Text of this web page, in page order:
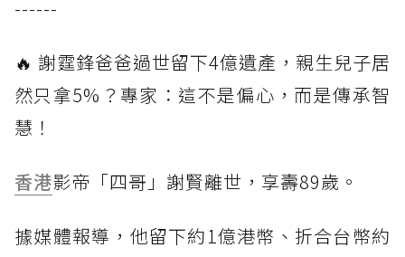
------
🔥 謝霆鋒爸爸過世留下4億遺產，親生兒子居
然只拿5%？專家：這不是偏心，而是傳承智
慧！
香港影帝「四哥」謝賢離世，享壽89歲。
據媒體報導，他留下約1億港幣、折合台幣約